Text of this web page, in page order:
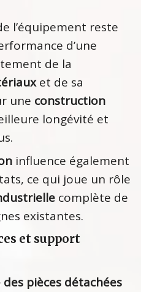
l’équipement reste
d’une
de la
et de sa
une construction
longévité et
influence également
ce qui joue un rôle
complète de
existantes.
et support
pièces détachées